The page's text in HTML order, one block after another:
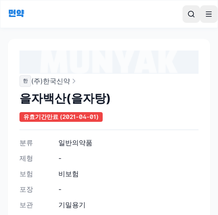
먼약
한 (주)한국신약
을자백산(을자탕)
유효기간만료 (2021-04-01)
분류
일반의약품
제형
-
보험
비보험
포장
-
보관
기밀용기